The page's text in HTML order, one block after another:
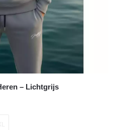
– Lichtgrijs